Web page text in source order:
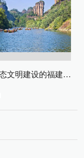
数字生态文明建设的福建路径与启示